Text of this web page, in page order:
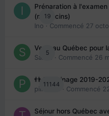
19
Préparation à
(médecins)
Ino · Commencé 27
5
Venir au Québec pour
Sab74
· Commencé 26
11144
👬 Parrainage 2019-
piinoush · Commencé
Séjour hors Québec